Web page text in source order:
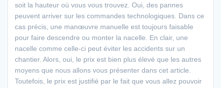
soit la hauteur où vous vous trouvez. Oui, des pannes
peuvent arriver sur les commandes technologiques. Dans ce
cas précis, une manœuvre manuelle est toujours faisable
pour faire descendre ou monter la nacelle. En clair, une
nacelle comme celle-ci peut éviter les accidents sur un
chantier. Alors, oui, le prix est bien plus élevé que les autres
moyens que nous allons vous présenter dans cet article.
Toutefois, le prix est justifié par le fait que vous allez pouvoir